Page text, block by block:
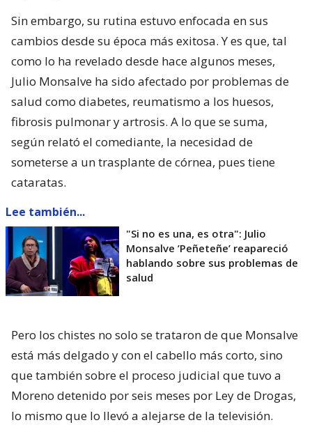
Sin embargo, su rutina estuvo enfocada en sus
cambios desde su época más exitosa. Y es que, tal
como lo ha revelado desde hace algunos meses,
Julio Monsalve ha sido afectado por problemas de
salud como diabetes, reumatismo a los huesos,
fibrosis pulmonar y artrosis. A lo que se suma,
según relató el comediante, la necesidad de
someterse a un trasplante de córnea, pues tiene
cataratas.
Lee también...
"Si no es una, es otra": Julio
Monsalve ’Peñeteñe’ reapareció
hablando sobre sus problemas de
salud
Pero los chistes no solo se trataron de que Monsalve
está más delgado y con el cabello más corto, sino
que también sobre el proceso judicial que tuvo a
Moreno detenido por seis meses por Ley de Drogas,
lo mismo que lo llevó a alejarse de la televisión.